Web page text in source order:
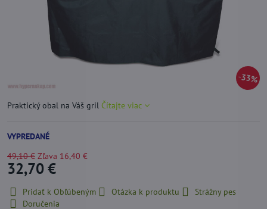
33%
Praktický obal na Váš gril Čítajte viac
VYPREDANÉ
49,10 € Zľava 16,40 €
32,70 €
Pridať k Obľúbeným Otázka k produktu
Strážny pes
Doručenia